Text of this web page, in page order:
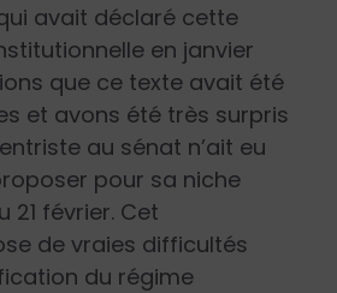
avait déclaré cette
en janvier
que ce texte avait été
et avons été très surpris
au sénat n’ait eu
pour sa niche
21 février. Cet
de vraies difficultés
du régime